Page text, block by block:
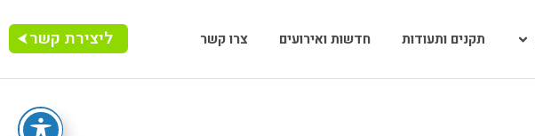
תקנים ותעודות חדשות ואירועים צרו קשר ליצירת קשר